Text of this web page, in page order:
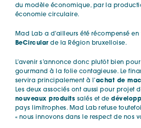
du modèle économique, par la
économie circulaire.
Mad Lab a d’ailleurs été récompensé
BeCircular de la Région bruxelloise.
L’avenir s’annonce donc plutôt bien
gourmand à la folie contagieuse. Le
servira principalement à l’achat de
Les deux associés ont aussi pour projet
nouveaux produits salés et de
pays limitrophes. Mad Lab refuse
« nous innovons dans le respect de nos